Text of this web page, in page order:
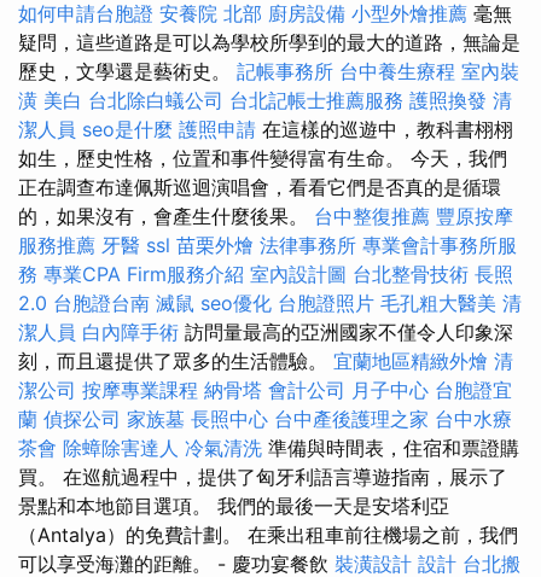
如何申請台胞證 安養院 北部 廚房設備 小型外燴推薦 毫無
疑問，這些道路是可以為學校所學到的最大的道路，無論是
歷史，文學還是藝術史。 記帳事務所 台中養生療程 室內裝
潢 美白 台北除白蟻公司 台北記帳士推薦服務 護照換發 清
潔人員 seo是什麼 護照申請 在這樣的巡遊中，教科書栩栩
如生，歷史性格，位置和事件變得富有生命。 今天，我們
正在調查布達佩斯巡迴演唱會，看看它們是否真的是循環
的，如果沒有，會產生什麼後果。 台中整復推薦 豐原按摩
服務推薦 牙醫 ssl 苗栗外燴 法律事務所 專業會計事務所服
務 專業CPA Firm服務介紹 室內設計圖 台北整骨技術 長照
2.0 台胞證台南 滅鼠 seo優化 台胞證照片 毛孔粗大醫美 清
潔人員 白內障手術 訪問量最高的亞洲國家不僅令人印象深
刻，而且還提供了眾多的生活體驗。 宜蘭地區精緻外燴 清
潔公司 按摩專業課程 納骨塔 會計公司 月子中心 台胞證宜
蘭 偵探公司 家族墓 長照中心 台中產後護理之家 台中水療
茶會 除蟑除害達人 冷氣清洗 準備與時間表，住宿和票證購
買。 在巡航過程中，提供了匈牙利語言導遊指南，展示了
景點和本地節目選項。 我們的最後一天是安塔利亞
（Antalya）的免費計劃。 在乘出租車前往機場之前，我們
可以享受海灘的距離。 - 慶功宴餐飲 裝潢設計 設計 台北搬